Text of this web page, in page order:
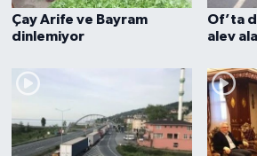
Çay Arife ve Bayram
dinlemiyor
Of’ta
alev